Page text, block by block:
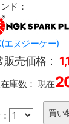
ド：
エヌジーケー)
販売価格：
庫数： 現在